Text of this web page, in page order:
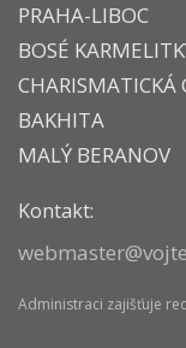
PRAHA-LIBOC
BOSÉ
CHARISMATICKÁ
BAKHITA
MALÝ BERANOV
Kontakt:
Administraci zajišťuje